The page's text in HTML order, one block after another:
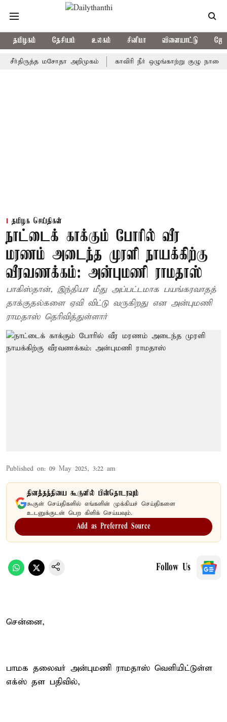
தமிழகம் தேசியம் உலகம் சினிமா விளையாட்டு
மசோதா அறிமுகம் காவிரி நீர் ஒழுங்காற்று குழு நாளை
தமிழக செய்திகள்
நாட்டைக் காக்கும் போரில் வீர
மரணம் அடைந்த முரளி நாயக்கிற்கு
வீரவணக்கம்: அன்புமணி ராமதாஸ்
பாகிஸ்தான், இந்தியா மீது அப்பட்டமாக பயங்கரவாதத்
தாக்குதல்களை ஏவி விட்டு வருகிறது என அன்புமணி
ராமதாஸ் தெரிவித்துள்ளார்
Published on: 09 May 2025, 3:22 am
தினத்தந்தியை கூகுளில் பின்தொடரவும்
கூகுள் செய்திகளில் எங்களின் முக்கியச் செய்திகளை
உடனுக்குடன் பெற கிளிக் செய்யவும்.
Add as Preferred Source
Follow Us
சென்னை,
பாமக தலைவர் அன்புமணி ராமதாஸ் வெளியிட்டுள்ள
எக்ஸ் தள பதிவில்,